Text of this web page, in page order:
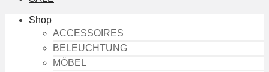
Shop
ACCESSOIRES
BELEUCHTUNG
MÖBEL